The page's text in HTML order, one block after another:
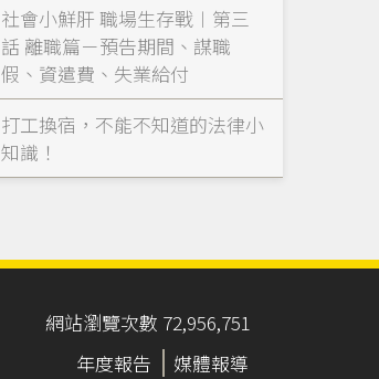
社會小鮮肝 職場生存戰︱第三
話 離職篇－預告期間、謀職
假、資遣費、失業給付
打工換宿，不能不知道的法律小
知識！
網站瀏覽次數 72,956,751
年度報告
媒體報導